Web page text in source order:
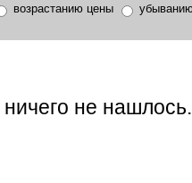
возрастанию цены
не нашлось.